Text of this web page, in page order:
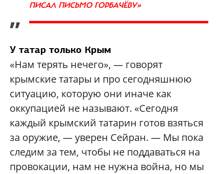
ПИСАЛ ПИСЬМО ГОРБАЧЁВУ»
”
У татар только Крым
«Нам терять нечего», — говорят
крымские татары и про сегодняшнюю
ситуацию, которую они иначе как
оккупацией не называют. «Сегодня
каждый крымский татарин готов взяться
за оружие, — уверен Сейран. — Мы пока
следим за тем, чтобы не поддаваться на
провокации, нам не нужна война, но мы